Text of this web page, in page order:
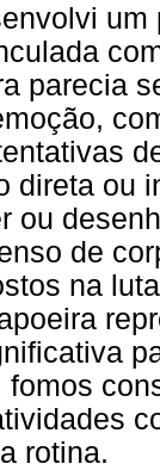
parecia
direta ou
ou
de
na
rotina.